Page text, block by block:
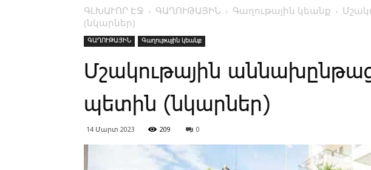
ԳԼԽԱՒՈՐ ԷՋ ԳԱՂՈՒԹԱՅԻՆ Գաղութային կեանք
(նկարներ)
ԳԱՂՈՒԹԱՅԻՆ Գաղութային կեանք
Մ­շա­կու­թա­յին
պե­տին (նկարներ)
14 Մարտ 2023 209 0